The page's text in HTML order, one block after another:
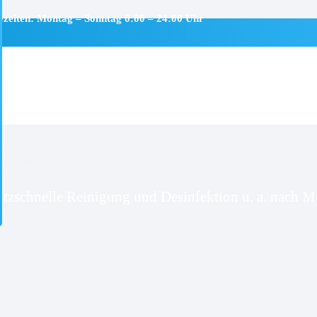
Montag – Sonntag 0:00 – 24:00 Uhr
Reinigung und Desinfektion u. a. nach